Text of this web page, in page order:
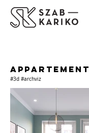
APPARTEMENT
#3d #archviz